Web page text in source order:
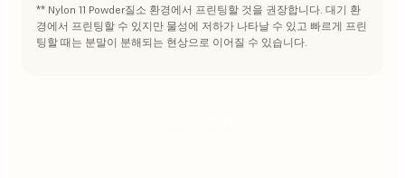
** Nylon 11 Powder질소 환경에서 프린팅할 것을 권장합니다. 대기 환
경에서 프린팅할 수 있지만 물성에 저하가 나타날 수 있고 빠르게 프린
팅할 때는 분말이 분해되는 현상으로 이어질 수 있습니다.